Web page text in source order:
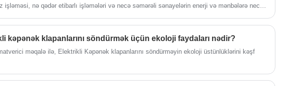
işləməsi, nə qədər etibarlı işləmələri və necə səmərəli sənayelərin enerji və mənbələrə necə
əməliyyatlar üçün çox yönlü, səmərəli və etibarlı bir həll kimi fərqlənir. Onun bənzərsiz
möhkəm performansı su təchizatı, çirkab suları təmizlənməsi, kimya sənayesi, elektrik
və HVAC sistemləri üçün uyğundur.
kəpənək klapanlarını söndürmək üçün ekoloji faydaları nədir?
məqalə ilə, Elektrikli Kəpənək klapanlarını söndürməyin ekoloji üstünlüklərini kəşf